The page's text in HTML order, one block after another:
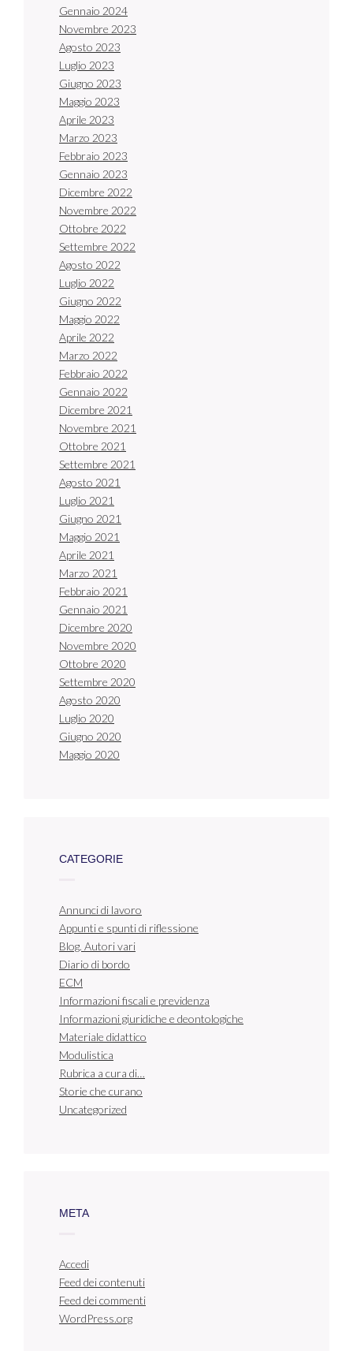
Gennaio 2024
Novembre 2023
Agosto 2023
Luglio 2023
Giugno 2023
Maggio 2023
Aprile 2023
Marzo 2023
Febbraio 2023
Gennaio 2023
Dicembre 2022
Novembre 2022
Ottobre 2022
Settembre 2022
Agosto 2022
Luglio 2022
Giugno 2022
Maggio 2022
Aprile 2022
Marzo 2022
Febbraio 2022
Gennaio 2022
Dicembre 2021
Novembre 2021
Ottobre 2021
Settembre 2021
Agosto 2021
Luglio 2021
Giugno 2021
Maggio 2021
Aprile 2021
Marzo 2021
Febbraio 2021
Gennaio 2021
Dicembre 2020
Novembre 2020
Ottobre 2020
Settembre 2020
Agosto 2020
Luglio 2020
Giugno 2020
Maggio 2020
CATEGORIE
Annunci di lavoro
Appunti e spunti di riflessione
Blog. Autori vari
Diario di bordo
ECM
Informazioni fiscali e previdenza
Informazioni giuridiche e deontologiche
Materiale didattico
Modulistica
Rubrica a cura di…
Storie che curano
Uncategorized
META
Accedi
Feed dei contenuti
Feed dei commenti
WordPress.org